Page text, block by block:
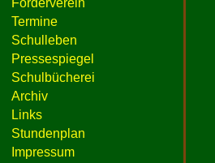
Förderverein
Termine
Schulleben
Pressespiegel
Schulbücherei
Archiv
Links
Stundenplan
Impressum